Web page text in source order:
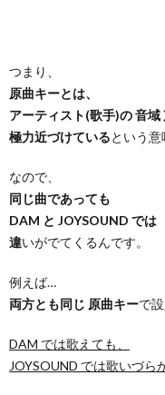
つまり、
原曲キーとは、
アーティスト(歌手)の 音域
極力近づけているという意
なので、
同じ曲であっても
DAM と JOYSOUND では
違いがでてくるんです。
例えば…
両方とも同じ 原曲キーで
DAM では歌えても、
JOYSOUND では歌いづら